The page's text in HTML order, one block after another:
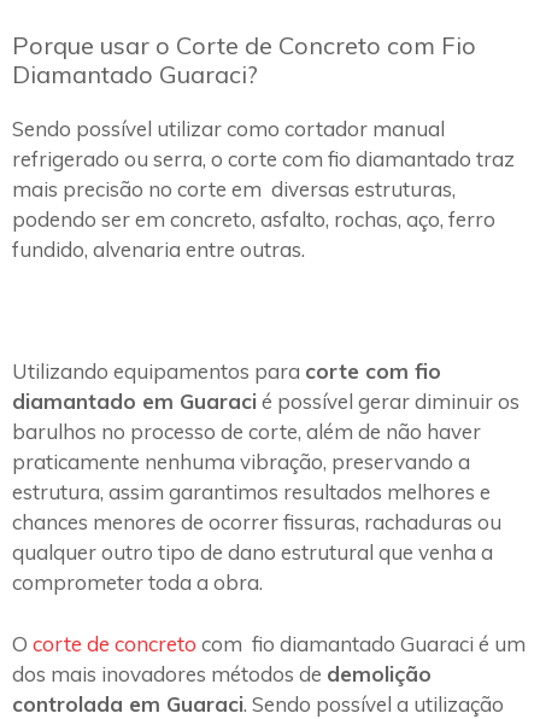
Porque usar o Corte de Concreto com Fio
Diamantado Guaraci?
Sendo possível utilizar como cortador manual
refrigerado ou serra, o corte com fio diamantado traz
mais precisão no corte em diversas estruturas,
podendo ser em concreto, asfalto, rochas, aço, ferro
fundido, alvenaria entre outras.
Utilizando equipamentos para corte com fio
diamantado em Guaraci é possível gerar diminuir os
barulhos no processo de corte, além de não haver
praticamente nenhuma vibração, preservando a
estrutura, assim garantimos resultados melhores e
chances menores de ocorrer fissuras, rachaduras ou
qualquer outro tipo de dano estrutural que venha a
comprometer toda a obra.
O corte de concreto com fio diamantado Guaraci é um
dos mais inovadores métodos de demolição
controlada em Guaraci. Sendo possível a utilização